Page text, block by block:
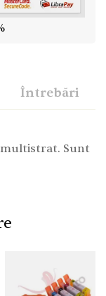
Întrebări
Sunt